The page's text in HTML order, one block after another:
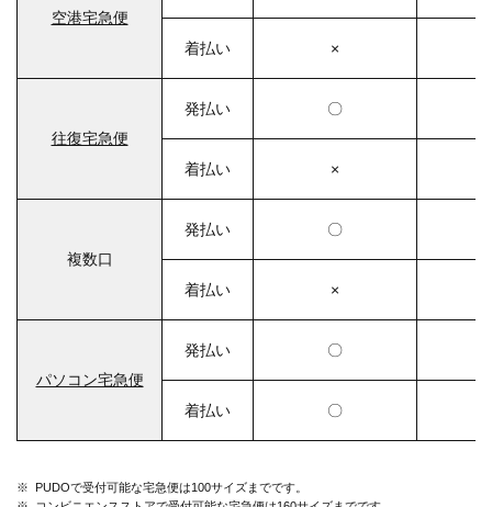
空港宅急便
着払い ×
往復宅急便
発払い 〇
着払い ×
複数口
発払い 〇
着払い ×
パソコン宅急便
発払い 〇
着払い 〇
※
PUDOで受付可能な宅急便は100サイズまでです。